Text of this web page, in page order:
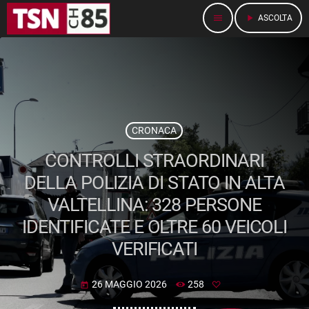
menu play_arrow ASCOLTA
CRONACA
CONTROLLI STRAORDINARI
DELLA POLIZIA DI STATO IN ALTA
VALTELLINA: 328 PERSONE
IDENTIFICATE E OLTRE 60 VEICOLI
VERIFICATI
today 26 MAGGIO 2026 258